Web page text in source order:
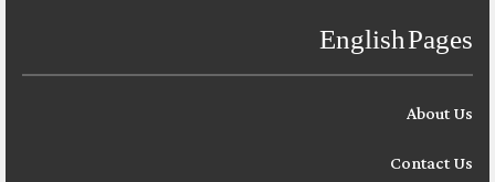
English Pages
About Us
Contact Us